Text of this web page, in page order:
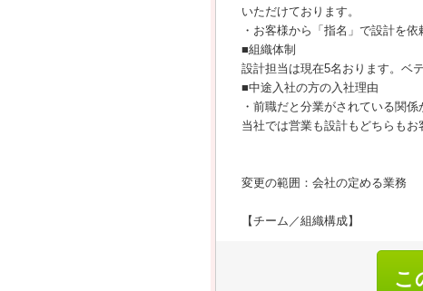
いただけております。
・お客様から「指名」で設計を
■組織体制
設計担当は現在5名おります。ベ
■中途入社の方の入社理由
・前職だと分業がされている関
当社では営業も設計もどちらも
変更の範囲：会社の定める業務
【チーム／組織構成】
こ